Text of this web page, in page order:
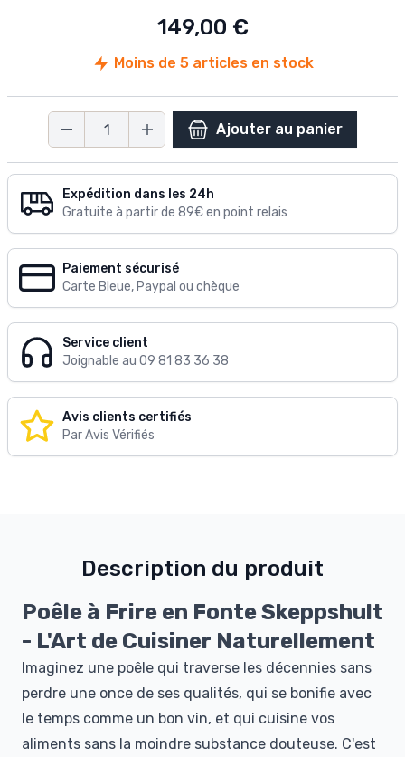
149,00 €
Moins de 5 articles en stock
Quantité
Ajouter au panier
Expédition dans les 24h
Gratuite à partir de 89€ en point relais
Paiement sécurisé
Carte Bleue, Paypal ou chèque
Service client
Joignable au 09 81 83 36 38
Avis clients certifiés
Par Avis Vérifiés
Description du produit
Poêle à Frire en Fonte Skeppshult
- L'Art de Cuisiner Naturellement
Imaginez une poêle qui traverse les décennies sans
perdre une once de ses qualités, qui se bonifie avec
le temps comme un bon vin, et qui cuisine vos
aliments sans la moindre substance douteuse. C'est